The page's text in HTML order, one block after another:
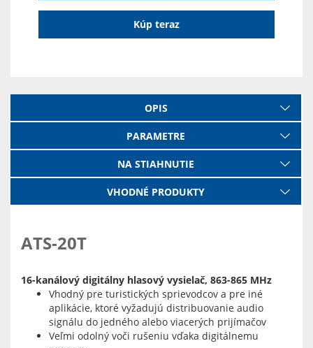
Kúp teraz
OPIS
PARAMETRE
NA STIAHNUTIE
VHODNÉ PRODUKTY
ATS-20T
16-kanálový digitálny hlasový vysielač, 863-865 MHz
Vhodný pre turistických sprievodcov a pre iné
aplikácie, ktoré vyžadujú distribuovanie audio
signálu do jedného alebo viacerých prijímačov
Veľmi odolný voči rušeniu vďaka digitálnemu